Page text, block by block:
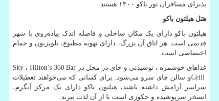
پذیرای مسافران تور باکو ۱۴۰۰ هستند.
هتل هیلتون باکو
هیلتون باکو دارای یک مکان ساحلی و فاصله اندک پیاده‌روی با شهر
قدیمی است. هر اتاق آن بزرگ، دارای تهویه مطبوع، تلویزیون و حمام
اختصاصی است.
غذاهای خوشمزه ، نوشیدنی و چای در محل در Hilton’s 360 Bar ، Sky
Grillو سالن چای سرو می‌شود. برای کسانی که می‌خواهند تعطیلات
سراسر آرامش داشته باشند، هیلتون باکو دارای یک مرکز آبگرم،
استخر سرپوشیده و جکوزی است تا از آن لذت ببرند.